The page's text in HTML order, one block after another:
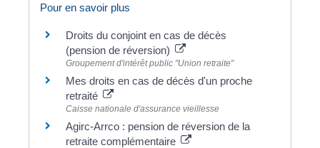
Pour en savoir plus
Droits du conjoint en cas de décès
(pension de réversion)
Groupement d'intérêt public "Union retraite"
Mes droits en cas de décès d'un proche
retraité
Caisse nationale d'assurance vieillesse
Agirc-Arrco : pension de réversion de la
retraite complémentaire